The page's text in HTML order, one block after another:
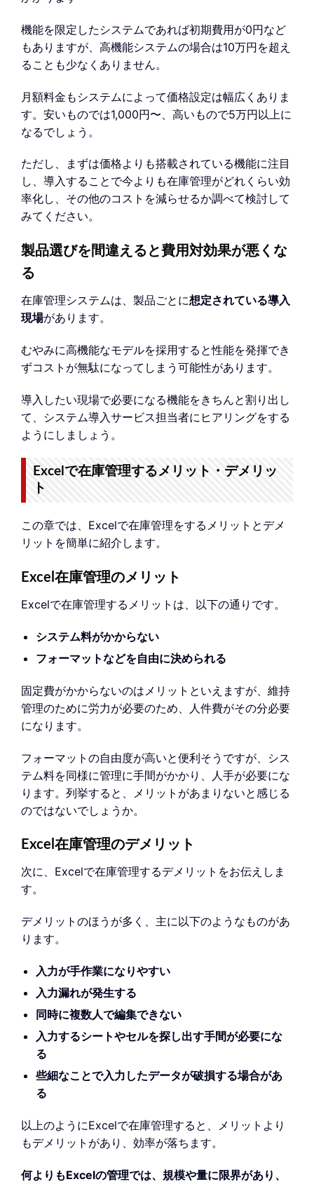
機能を限定したシステムであれば初期費用が0円など
もありますが、高機能システムの場合は10万円を超え
ることも少なくありません。
月額料金もシステムによって価格設定は幅広くありま
す。安いものでは1,000円〜、高いもので5万円以上に
なるでしょう。
ただし、まずは価格よりも搭載されている機能に注目
し、導入することで今よりも在庫管理がどれくらい効
率化し、その他のコストを減らせるか調べて検討して
みてください。
製品選びを間違えると費用対効果が悪くな
る
在庫管理システムは、製品ごとに想定されている導入
現場があります。
むやみに高機能なモデルを採用すると性能を発揮でき
ずコストが無駄になってしまう可能性があります。
導入したい現場で必要になる機能をきちんと割り出し
て、システム導入サービス担当者にヒアリングをする
ようにしましょう。
Excelで在庫管理するメリット・デメリッ
ト
この章では、Excelで在庫管理をするメリットとデメ
リットを簡単に紹介します。
Excel在庫管理のメリット
Excelで在庫管理するメリットは、以下の通りです。
システム料がかからない
フォーマットなどを自由に決められる
固定費がかからないのはメリットといえますが、維持
管理のために労力が必要のため、人件費がその分必要
になります。
フォーマットの自由度が高いと便利そうですが、シス
テム料を同様に管理に手間がかかり、人手が必要にな
ります。列挙すると、メリットがあまりないと感じる
のではないでしょうか。
Excel在庫管理のデメリット
次に、Excelで在庫管理するデメリットをお伝えしま
す。
デメリットのほうが多く、主に以下のようなものがあ
ります。
入力が手作業になりやすい
入力漏れが発生する
同時に複数人で編集できない
入力するシートやセルを探し出す手間が必要にな
る
些細なことで入力したデータが破損する場合があ
る
以上のようにExcelで在庫管理すると、メリットより
もデメリットがあり、効率が落ちます。
何よりもExcelの管理では、規模や量に限界があり、